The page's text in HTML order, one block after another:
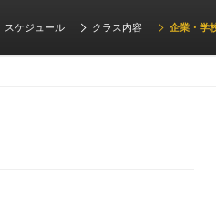
スケジュール クラス内容 企業・学